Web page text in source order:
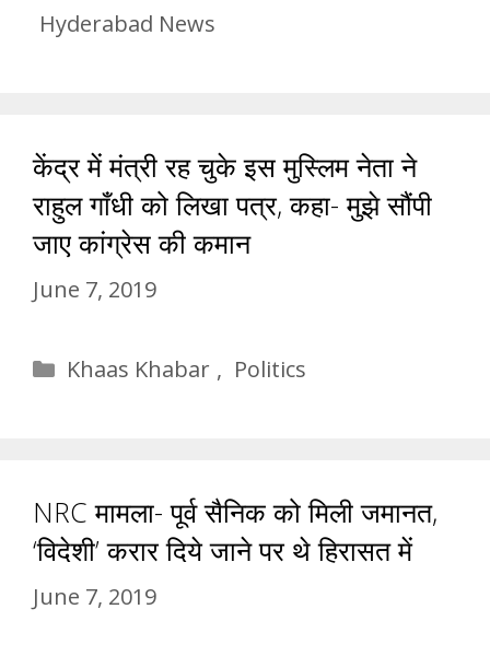
Hyderabad News
केंद्र में मंत्री रह चुके इस मुस्लिम नेता ने
राहुल गाँधी को लिखा पत्र, कहा- मुझे सौंपी
जाए कांग्रेस की कमान
June 7, 2019
Categories
Khaas Khabar , Politics
NRC मामला- पूर्व सैनिक को मिली जमानत,
‘विदेशी’ करार दिये जाने पर थे हिरासत में
June 7, 2019